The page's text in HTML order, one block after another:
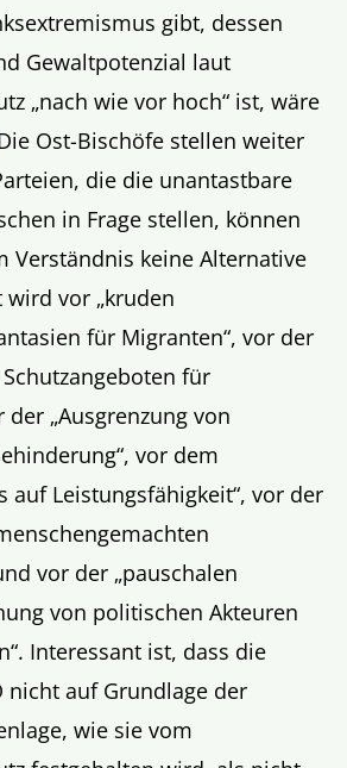
gibt, dessen
Gewaltpotenzial laut
„nach wie vor hoch“ ist, wäre
Ost-Bischöfe stellen weiter
die die unantastbare
in Frage stellen, können
Verständnis keine Alternative
wird vor „kruden
für Migranten“, vor der
für
der „Ausgrenzung von
vor dem
auf Leistungsfähigkeit“, vor der
vor der „pauschalen
von politischen Akteuren
Interessant ist, dass die
nicht auf Grundlage der
wie sie vom